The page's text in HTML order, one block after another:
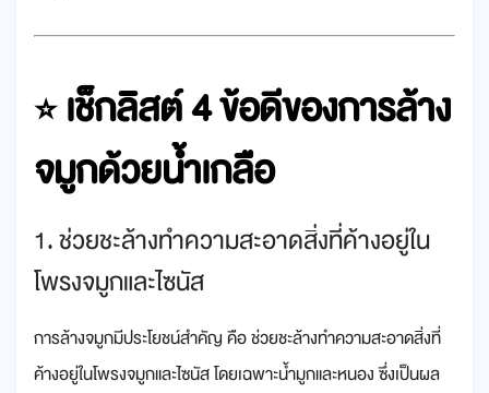
⭐เช็กลิสต์ 4 ข้อดีของการล้าง
จมูกด้วยน้ำเกลือ
1. ช่วยชะล้างทำความสะอาดสิ่งที่ค้างอยู่ใน
โพรงจมูกและไซนัส
การล้างจมูกมีประโยชน์สำคัญ คือ ช่วยชะล้างทำความสะอาดสิ่งที่
ค้างอยู่ในโพรงจมูกและไซนัส โดยเฉพาะน้ำมูกและหนอง ซึ่งเป็นผล